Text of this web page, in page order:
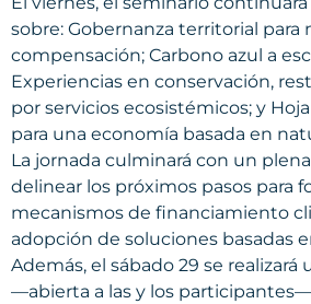
sobre: Gobernanza territorial para
compensación; Carbono azul a
Experiencias en conservación,
por servicios ecosistémicos; y
para una economía basada en
La jornada culminará con un
delinear los próximos pasos para
mecanismos de financiamiento
adopción de soluciones basadas
Además, el sábado 29 se realizará
—abierta a las y los